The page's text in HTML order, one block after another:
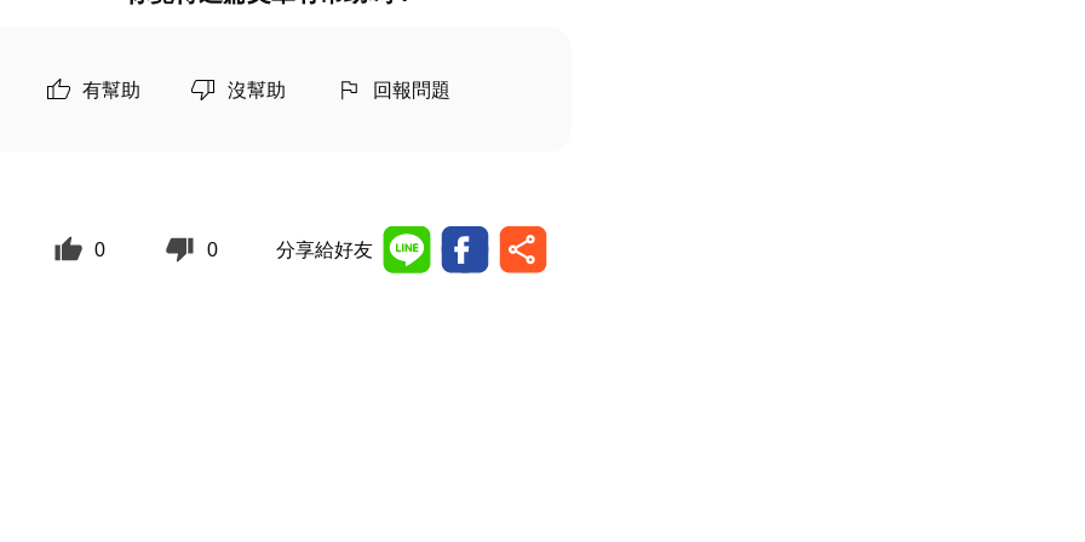
有幫助 沒幫助 回報問題
0 0 分享給好友